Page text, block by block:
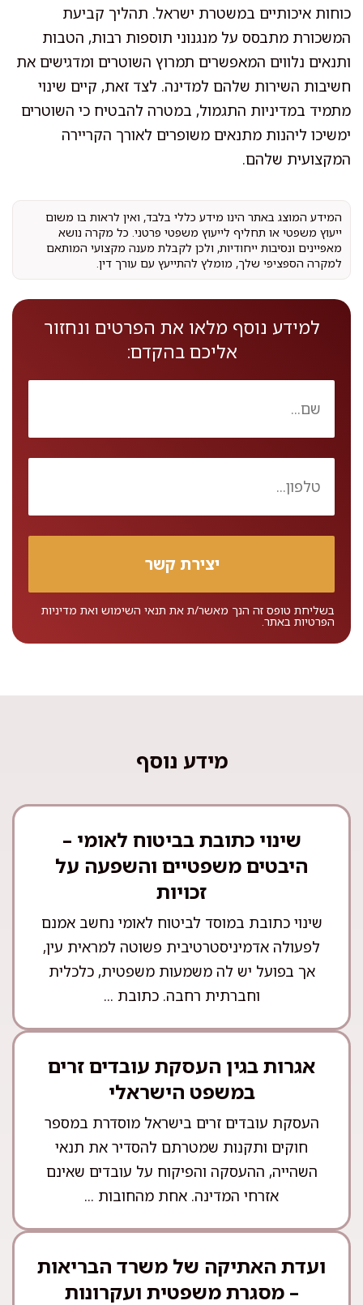
כוחות איכותיים במשטרת ישראל. תהליך קביעת
המשכורת מתבסס על מנגנוני תוספות רבות, הטבות
ותנאים נלווים המאפשרים תמרוץ השוטרים ומדגישים את
חשיבות השירות שלהם למדינה. לצד זאת, קיים שינוי
מתמיד במדיניות התגמול, במטרה להבטיח כי השוטרים
ימשיכו ליהנות מתנאים משופרים לאורך הקריירה
המקצועית שלהם.
המידע המוצג באתר הינו מידע כללי בלבד, ואין לראות בו משום
ייעוץ משפטי או תחליף לייעוץ משפטי פרטני. כל מקרה נושא
מאפיינים ונסיבות ייחודיות, ולכן לקבלת מענה מקצועי המותאם
למקרה הספציפי שלך, מומלץ להתייעץ עם עורך דין.
למידע נוסף מלאו את הפרטים ונחזור
אליכם בהקדם:
בשליחת טופס זה הנך מאשר/ת את תנאי השימוש ואת מדיניות
הפרטיות באתר.
מידע נוסף
שינוי כתובת בביטוח לאומי –
היבטים משפטיים והשפעה על
זכויות
שינוי כתובת במוסד לביטוח לאומי נחשב אמנם
לפעולה אדמיניסטרטיבית פשוטה למראית עין,
אך בפועל יש לה משמעות משפטית, כלכלית
וחברתית רחבה. כתובת ...
אגרות בגין העסקת עובדים זרים
במשפט הישראלי
העסקת עובדים זרים בישראל מוסדרת במספר
חוקים ותקנות שמטרתם להסדיר את תנאי
השהייה, ההעסקה והפיקוח על עובדים שאינם
אזרחי המדינה. אחת מהחובות ...
ועדת האתיקה של משרד הבריאות
– מסגרת משפטית ועקרונות